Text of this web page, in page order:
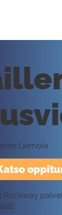
Liemola
Rockway